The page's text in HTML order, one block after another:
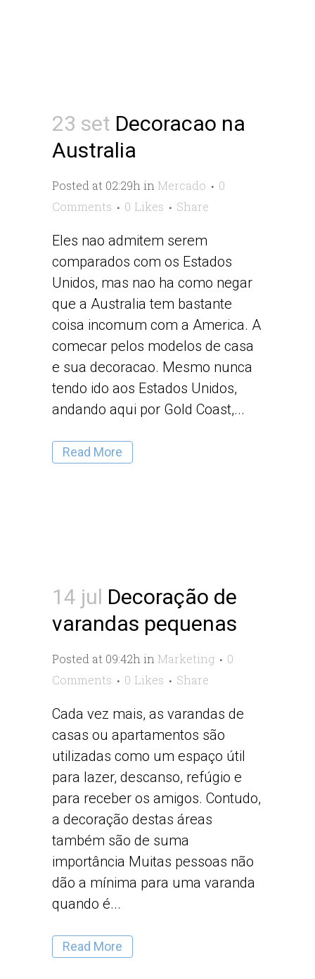
23 set Decoracao na
Australia
Posted at 02:29h in Mercado
0
Comments
0 Likes Share
Eles nao admitem serem
comparados com os Estados
Unidos, mas nao ha como negar
que a Australia tem bastante
coisa incomum com a America. A
comecar pelos modelos de casa
e sua decoracao. Mesmo nunca
tendo ido aos Estados Unidos,
andando aqui por Gold Coast,...
Read More
14 jul Decoração de
varandas pequenas
Posted at 09:42h in Marketing
0
Comments
0 Likes Share
Cada vez mais, as varandas de
casas ou apartamentos são
utilizadas como um espaço útil
para lazer, descanso, refúgio e
para receber os amigos. Contudo,
a decoração destas áreas
também são de suma
importância Muitas pessoas não
dão a mínima para uma varanda
quando é...
Read More